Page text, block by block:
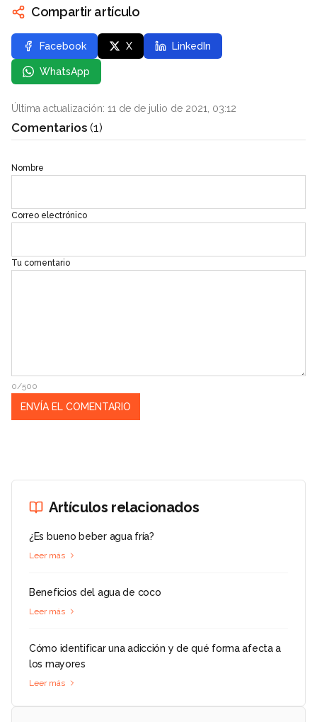
Compartir artículo
Facebook X LinkedIn
WhatsApp
Última actualización: 11 de de julio de 2021, 03:12
Comentarios (1)
Nombre
Correo electrónico
Tu comentario
0/500
Artículos relacionados
¿Es bueno beber agua fría?
Leer más
Beneficios del agua de coco
Leer más
Cómo identificar una adicción y de qué forma afecta a
los mayores
Leer más